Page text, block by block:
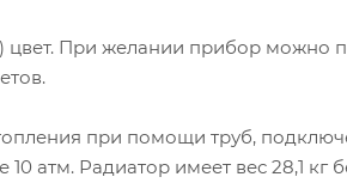
цвет. При желании прибор можно
при помощи труб,
атм. Радиатор имеет вес 28,1 кг